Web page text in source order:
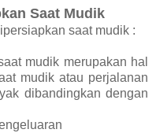
Saat Mudik
saat mudik :
mudik merupakan hal
mudik atau perjalanan
dibandingkan dengan